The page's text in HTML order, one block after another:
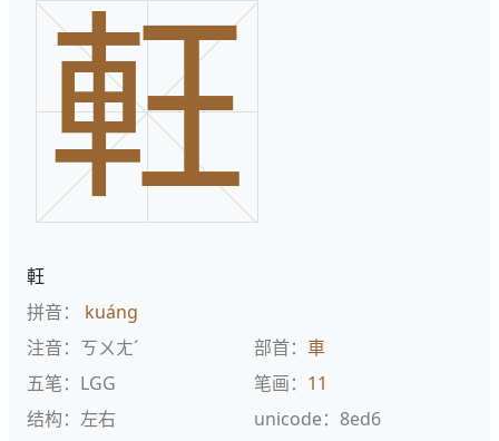
軖
軖
拼音： kuáng
注音：ㄎㄨㄤˊ
部首： 車
五笔：LGG
笔画： 11
结构：左右
unicode：8ed6